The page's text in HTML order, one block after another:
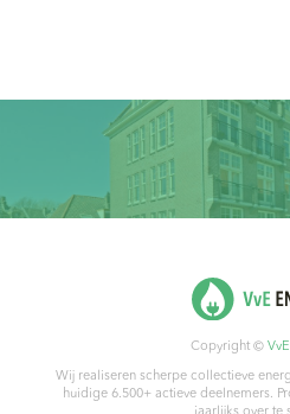
Copyright ©
Wij realiseren scherpe collectieve
huidige 6.500+ actieve deelnemers.